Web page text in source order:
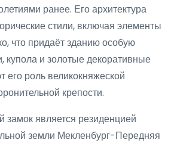
ранее. Его архитектура
стили, включая элементы
что придаёт зданию особую
купола и золотые декоративные
его роль великокняжеской
крепости.
является резиденцией
земли Мекленбург-Передняя